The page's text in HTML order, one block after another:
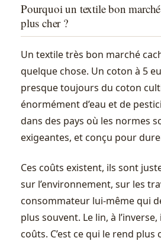
Pourquoi un textile bon
plus cher ?
Un textile très bon marché
quelque chose. Un coton à 5
presque toujours du coton
énormément d’eau et de
dans des pays où les normes
exigeantes, et conçu pour
Ces coûts existent, ils sont
sur l’environnement, sur les
consommateur lui-même qui
plus souvent. Le lin, à
coûts. C’est ce qui le rend plus